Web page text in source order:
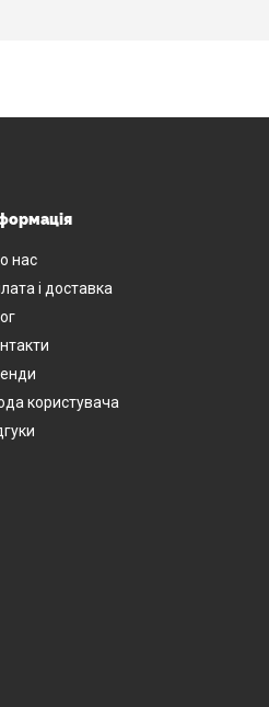
нас
і доставка
користувача